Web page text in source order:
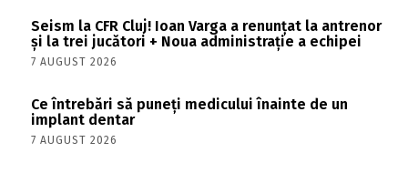
Seism la CFR Cluj! Ioan Varga a renunțat la antrenor
și la trei jucători + Noua administrație a echipei
7 AUGUST 2026
Ce întrebări să puneți medicului înainte de un
implant dentar
7 AUGUST 2026